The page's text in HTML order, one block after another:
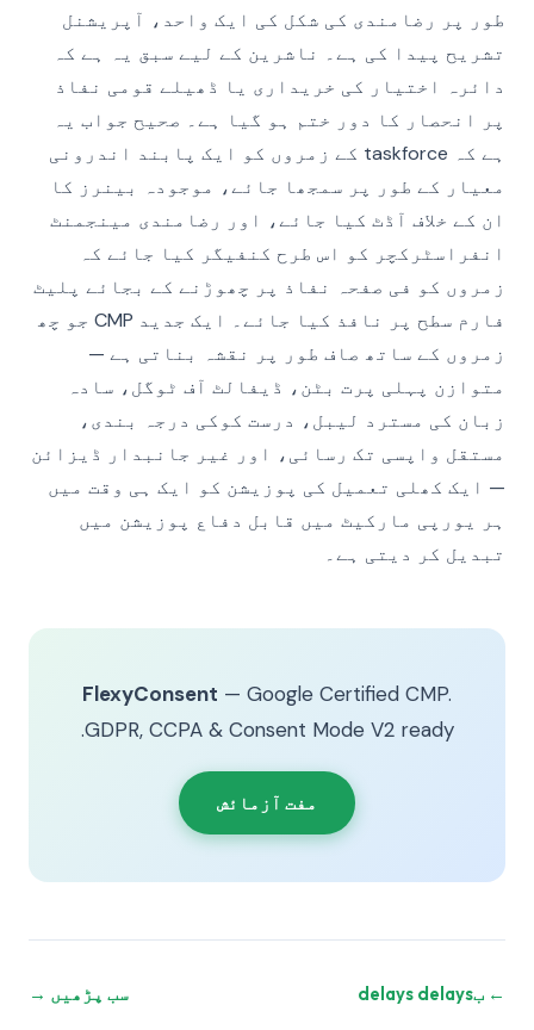
طور پر رضامندی کی شکل کی ایک واحد، آپریشنل
تشریح پیدا کی ہے۔ ناشرین کے لیے سبق یہ ہے کہ
دائرہ اختیار کی خریداری یا ڈھیلے قومی نفاذ
پر انحصار کا دور ختم ہو گیا ہے۔ صحیح جواب یہ
ہے کہ taskforce کے زمروں کو ایک پابند اندرونی
معیار کے طور پر سمجھا جائے، موجودہ بینرز کا
ان کے خلاف آڈٹ کیا جائے، اور رضامندی مینجمنٹ
انفراسٹرکچر کو اس طرح کنفیگر کیا جائے کہ
زمروں کو فی صفحہ نفاذ پر چھوڑنے کے بجائے پلیٹ
فارم سطح پر نافذ کیا جائے۔ ایک جدید CMP جو چھ
زمروں کے ساتھ صاف طور پر نقشہ بناتی ہے —
متوازن پہلی پرت بٹن، ڈیفالٹ آف ٹوگل، سادہ
زبان کی مسترد لیبل، درست کوکی درجہ بندی،
مستقل واپسی تک رسائی، اور غیر جانبدار ڈیزائن
— ایک کھلی تعمیل کی پوزیشن کو ایک ہی وقت میں
ہر یورپی مارکیٹ میں قابل دفاع پوزیشن میں
تبدیل کر دیتی ہے۔
FlexyConsent — Google Certified CMP.
GDPR, CCPA & Consent Mode V2 ready.
مفت آزمائش
← بdelays delays سب پڑھیں →